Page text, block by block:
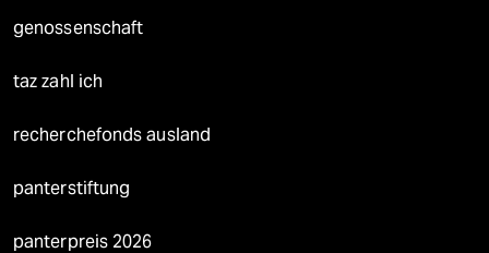
genossenschaft
taz zahl ich
recherchefonds ausland
panterstiftung
panterpreis 2026